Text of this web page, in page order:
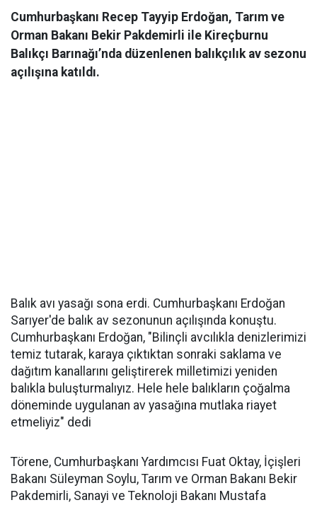
Cumhurbaşkanı Recep Tayyip Erdoğan, Tarım ve
Orman Bakanı Bekir Pakdemirli ile Kireçburnu
Balıkçı Barınağı’nda düzenlenen balıkçılık av sezonu
açılışına katıldı.
Balık avı yasağı sona erdi. Cumhurbaşkanı Erdoğan
Sarıyer'de balık av sezonunun açılışında konuştu.
Cumhurbaşkanı Erdoğan, "Bilinçli avcılıkla denizlerimizi
temiz tutarak, karaya çıktıktan sonraki saklama ve
dağıtım kanallarını geliştirerek milletimizi yeniden
balıkla buluşturmalıyız. Hele hele balıkların çoğalma
döneminde uygulanan av yasağına mutlaka riayet
etmeliyiz" dedi
Törene, Cumhurbaşkanı Yardımcısı Fuat Oktay, İçişleri
Bakanı Süleyman Soylu, Tarım ve Orman Bakanı Bekir
Pakdemirli, Sanayi ve Teknoloji Bakanı Mustafa